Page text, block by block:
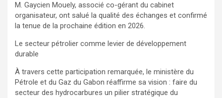
M. Gaycien Mouely, associé co-gérant du cabinet
organisateur, ont salué la qualité des échanges et confirmé
la tenue de la prochaine édition en 2026.
Le secteur pétrolier comme levier de développement
durable
À travers cette participation remarquée, le ministère du
Pétrole et du Gaz du Gabon réaffirme sa vision : faire du
secteur des hydrocarbures un pilier stratégique du